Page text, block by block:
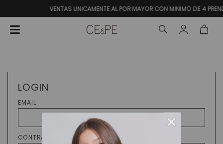
×
VENTAS UNICAMENTE AL POR MAYOR CON MINIMO DE 4
LOGIN
EMAIL
CONTRASEÑA